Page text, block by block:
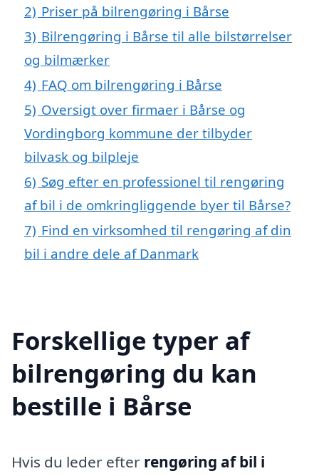
2) Priser på bilrengøring i Bårse
3) Bilrengøring i Bårse til alle bilstørrelser
og bilmærker
4) FAQ om bilrengøring i Bårse
5) Oversigt over firmaer i Bårse og
Vordingborg kommune der tilbyder
bilvask og bilpleje
6) Søg efter en professionel til rengøring
af bil i de omkringliggende byer til Bårse?
7) Find en virksomhed til rengøring af din
bil i andre dele af Danmark
Forskellige typer af
bilrengøring du kan
bestille i Bårse
Hvis du leder efter rengøring af bil i